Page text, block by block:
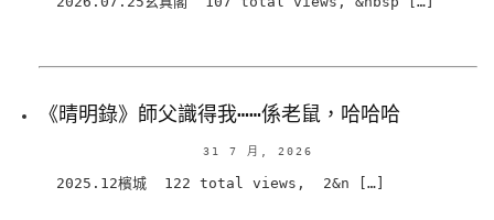
《晴明錄》師父識得我⋯⋯係老鼠，哈哈哈
31 7 月, 2026
2025.12檳城 122 total views, 2&n […]